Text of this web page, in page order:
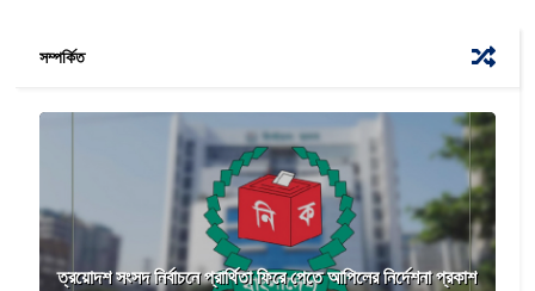
সম্পর্কিত
ত্রয়োদশ সংসদ নির্বাচনে প্রার্থিতা ফিরে পেতে আপিলের নির্দেশনা প্রকাশ